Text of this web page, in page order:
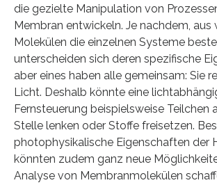
die gezielte Manipulation von
Membran entwickeln. Je nachdem, aus
Molekülen die einzelnen Systeme
unterscheiden sich deren spezifische
aber eines haben alle gemeinsam: Sie
Licht. Deshalb könnte eine
Fernsteuerung beispielsweise Teilchen
Stelle lenken oder Stoffe freisetzen.
photophysikalische Eigenschaften der
könnten zudem ganz neue
Analyse von Membranmolekülen